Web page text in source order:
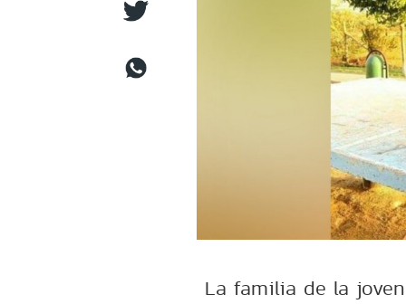
La familia de la